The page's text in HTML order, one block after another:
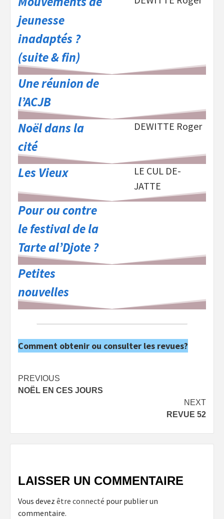
jeunesse
inadaptés ?
(suite & fin)
Une réunion de
l’ACJB
Noël dans la
cité
DEWITTE Roger
Les Vieux
LE CUL DE-
JATTE
Pour ou contre
le festival de la
Tarte al’Djote ?
Petites
nouvelles
Comment obtenir ou consulter les revues?
Post
navigation
PREVIOUS
NOËL EN CES JOURS
NEXT
REVUE 52
LAISSER UN COMMENTAIRE
Vous devez être connecté pour publier un
commentaire.